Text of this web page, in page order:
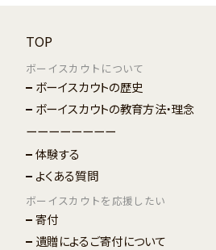
TOP
ボーイスカウトについて
ボーイスカウトの歴史
ボーイスカウトの教育方法・理念
ーーーーーーーー
体験する
よくある質問
ボーイスカウトを応援したい
寄付
遺贈によるご寄付について